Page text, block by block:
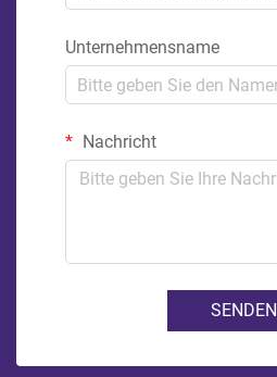
Unternehmensname
Nachricht
SENDEN